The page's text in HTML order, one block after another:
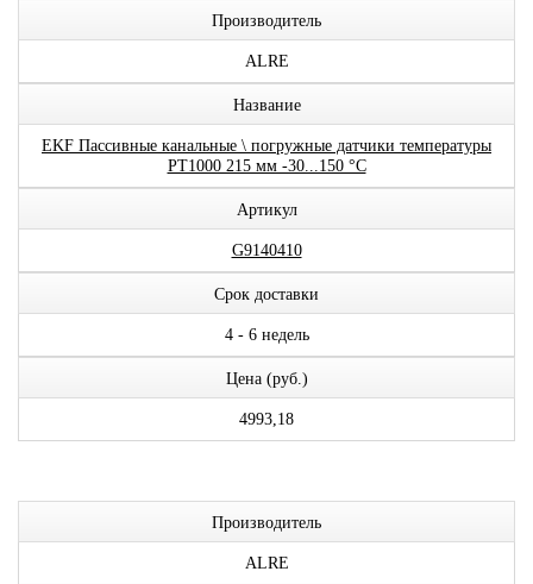
Производитель
ALRE
Название
EKF Пассивные канальные \ погружные датчики температуры
PT1000 215 мм -30...150 °C
Артикул
G9140410
Срок доставки
4 - 6 недель
Цена (руб.)
4993,18
Производитель
ALRE